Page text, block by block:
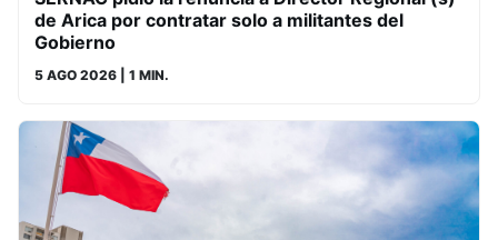
de Arica por contratar solo a militantes del
Gobierno
5 AGO 2026 | 1 MIN.